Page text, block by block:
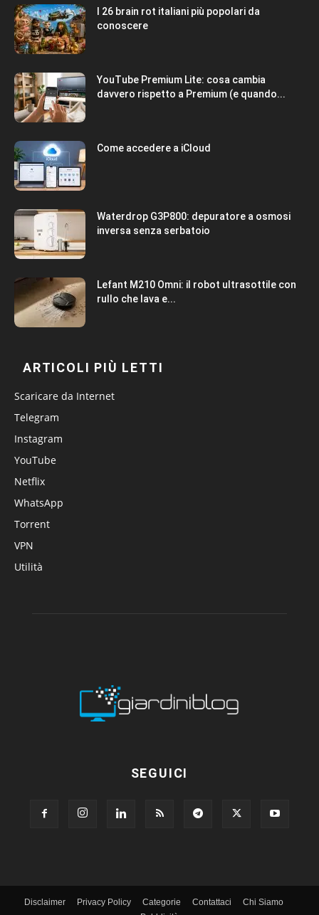
I 26 brain rot italiani più popolari da
conoscere
YouTube Premium Lite: cosa cambia
davvero rispetto a Premium (e quando...
Come accedere a iCloud
Waterdrop G3P800: depuratore a osmosi
inversa senza serbatoio
Lefant M210 Omni: il robot ultrasottile con
rullo che lava e...
ARTICOLI PIÙ LETTI
Scaricare da Internet
Telegram
Instagram
YouTube
Netflix
WhatsApp
Torrent
VPN
Utilità
SEGUICI
Disclaimer Privacy Policy Categorie Contattaci
Chi Siamo